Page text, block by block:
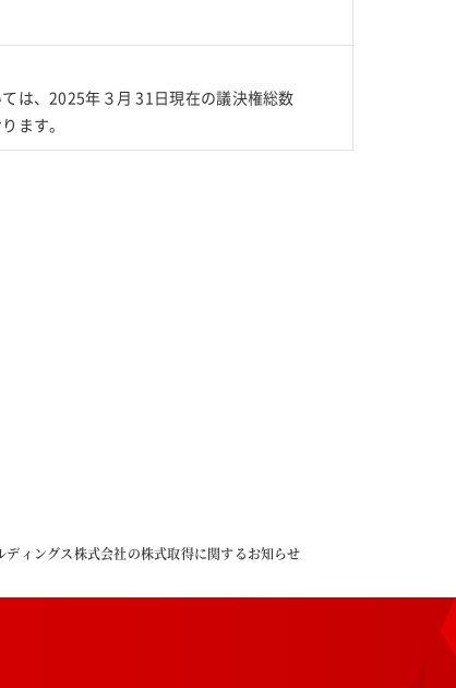
は、2025年３月 31日現在の議決権総数
ます。
ィングス株式会社の株式取得に関するお知らせ